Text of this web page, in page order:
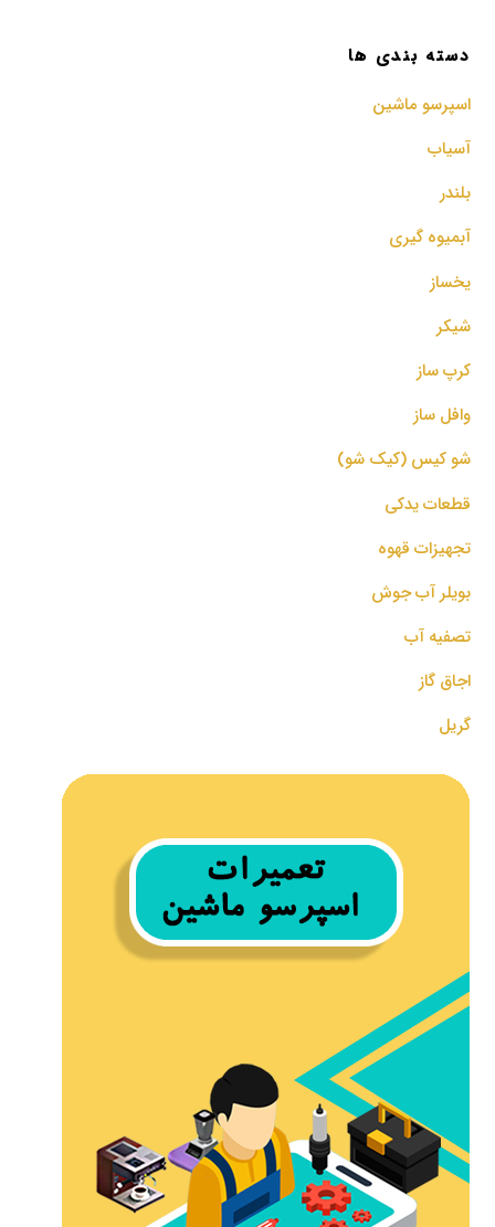
دسته بندی ها
اسپرسو‌ ماشین
آسیاب
بلندر
آبمیوه گیری
یخساز
شیکر
کرپ ساز
وافل ساز
شو کیس (کیک شو)
قطعات یدکی
تجهیزات قهوه
بویلر آب جوش
تصفیه آب
اجاق گاز
گریل